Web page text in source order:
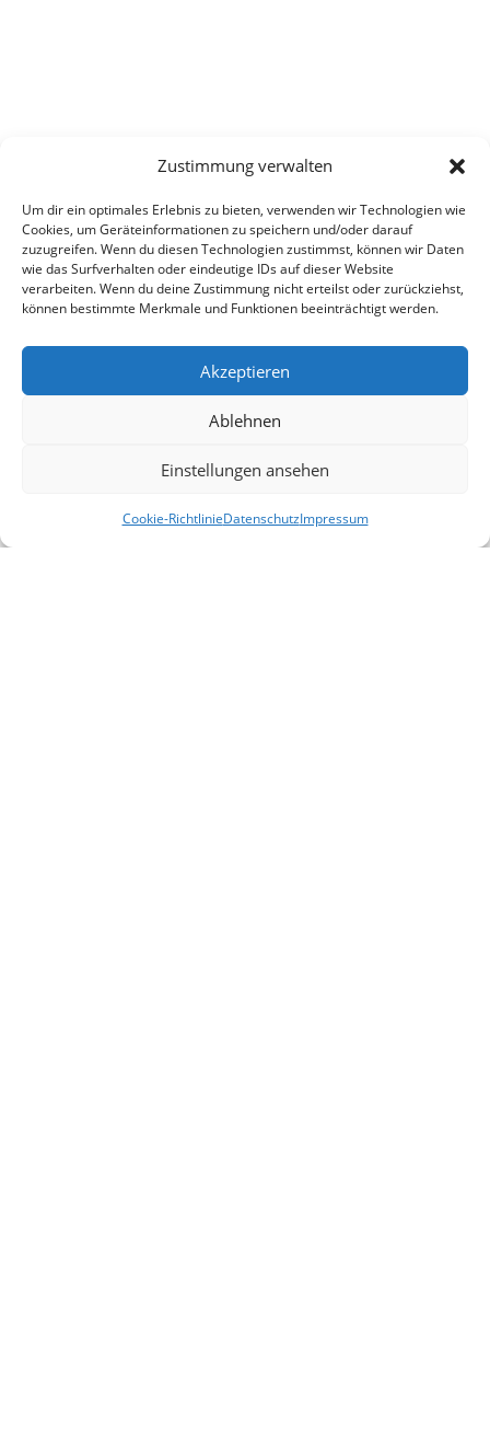
Zustimmung verwalten
Um dir ein optimales Erlebnis zu bieten, verwenden wir Technologien wie
Cookies, um Geräteinformationen zu speichern und/oder darauf
zuzugreifen. Wenn du diesen Technologien zustimmst, können wir Daten
wie das Surfverhalten oder eindeutige IDs auf dieser Website
verarbeiten. Wenn du deine Zustimmung nicht erteilst oder zurückziehst,
können bestimmte Merkmale und Funktionen beeinträchtigt werden.
Akzeptieren
Ablehnen
Einstellungen ansehen
Cookie-RichtlinieDatenschutzImpressum